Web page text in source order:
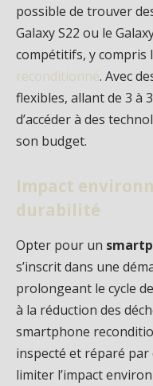
possible de trouver
Galaxy S22 ou le
compétitifs, y compris
reconditionné. Avec
flexibles, allant de 3 à
d’accéder à des
son budget.
Impact
durabilité
Opter pour un
s’inscrit dans une
prolongeant le cycle
à la réduction des
smartphone
inspecté et réparé par
limiter l’impact